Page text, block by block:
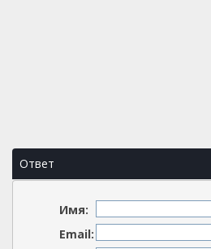
Ответ
Имя:
Email: